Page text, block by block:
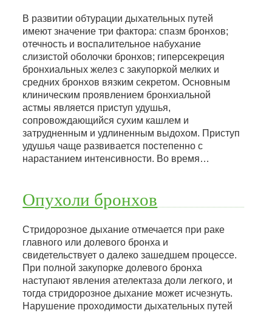
В развитии обтурации дыхательных путей
имеют значение три фактора: спазм бронхов;
отечность и воспалительное набухание
слизистой оболочки бронхов; гиперсекреция
бронхиальных желез с закупоркой мелких и
средних бронхов вязким секретом. Основным
клиническим проявлением бронхиальной
астмы является приступ удушья,
сопровождающийся сухим кашлем и
затрудненным и удлиненным выдохом. Приступ
удушья чаще развивается постепенно с
нарастанием интенсивности. Во время…
Опухоли бронхов
Стридорозное дыхание отмечается при раке
главного или долевого бронха и
свидетельствует о далеко зашедшем процессе.
При полной закупорке долевого бронха
наступают явления ателектаза доли легкого, и
тогда стридорозное дыхание может исчезнуть.
Нарушение проходимости дыхательных путей